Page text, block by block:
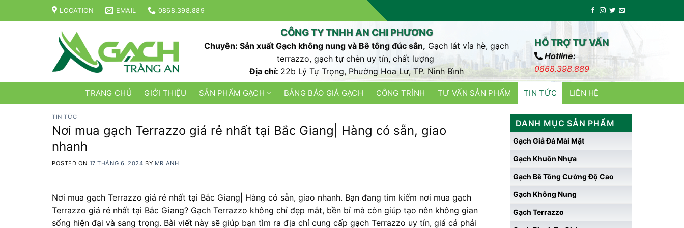
to
LOCATION EMAIL 0868.398.889
CÔNG TY TNHH AN CHI PHƯƠNG
Chuyên: Sản xuất Gạch không nung và Bê tông đúc sẳn, Gạch lát vỉa hè, gạch
terrazzo, gạch tự chèn uy tín, chất lượng
Địa chỉ: 22b Lý Tự Trọng, Phường Hoa Lư, TP. Ninh Bình
HỖ TRỢ TƯ VẤN
Hotline:
0868.398.889
TRANG CHỦ GIỚI THIỆU SẢN PHẨM GẠCH BẢNG BÁO GIÁ GẠCH CÔNG TRÌNH TƯ VẤN SẢN PHẨM TIN TỨC LIÊN HỆ
TIN TỨC
Nơi mua gạch Terrazzo giá rẻ nhất tại Bắc Giang| Hàng có sẵn, giao
nhanh
POSTED ON 17 THÁNG 6, 2024 BY MR ANH
Nơi mua gạch Terrazzo giá rẻ nhất tại Bắc Giang| Hàng có sẵn, giao nhanh. Bạn đang tìm kiếm nơi mua gạch
Terrazzo giá rẻ nhất tại Bắc Giang? Gạch Terrazzo không chỉ đẹp mắt, bền bỉ mà còn giúp tạo nên không gian
sống hiện đại và sang trọng. Bài viết này sẽ giúp bạn tìm ra địa chỉ cung cấp gạch Terrazzo uy tín, giá cả phải
DANH MỤC SẢN PHẨM
Gạch Giả Đá Mài Mặt
Gạch Khuôn Nhựa
Gạch Bê Tông Cường Độ Cao
Gạch Không Nung
Gạch Terrazzo